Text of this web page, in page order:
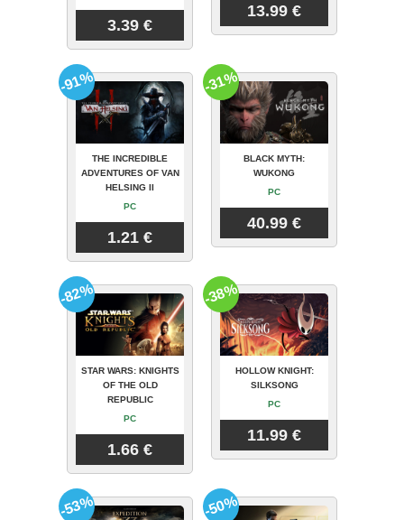
3.39 €
13.99 €
THE INCREDIBLE
ADVENTURES OF VAN
HELSING II
PC
1.21 €
-91%
BLACK MYTH:
WUKONG
PC
40.99 €
-31%
STAR WARS: KNIGHTS
OF THE OLD
REPUBLIC
PC
1.66 €
-82%
HOLLOW KNIGHT:
SILKSONG
PC
11.99 €
-38%
-53% -50%